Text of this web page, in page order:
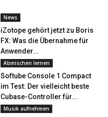
News
iZotope gehört jetzt zu Boris
FX: Was die Übernahme für
Anwender...
Abmischen lernen
Softube Console 1 Compact
im Test: Der vielleicht beste
Cubase-Controller für...
Musik aufnehmen